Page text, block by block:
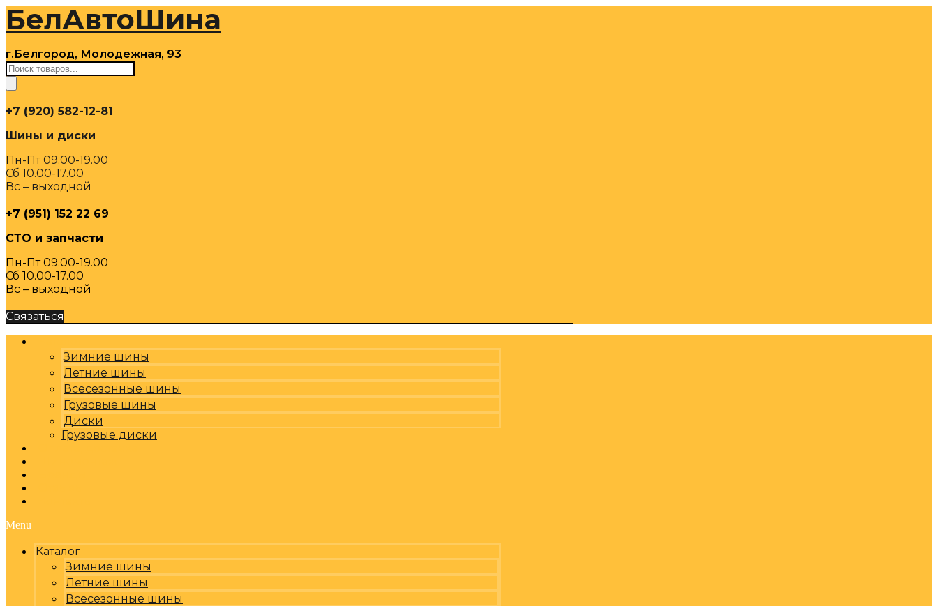
Перейти
содержимому
БелАвтоШина
г.Белгород, Молодежная, 93
Поиск
товаров
+7 (920) 582-12-81
Шины и диски
Пн-Пт 09.00-19.00
Сб 10.00-17.00
Вс – выходной
+7 (951) 152 22 69
СТО и запчасти
Пн-Пт 09.00-19.00
Сб 10.00-17.00
Вс – выходной
Связаться
Зимние шины
Летние шины
Всесезонные шины
Грузовые шины
Диски
Грузовые диски
Menu
Каталог
Зимние шины
Летние шины
Всесезонные шины